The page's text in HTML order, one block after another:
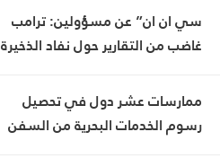
سي ان ان” عن مسؤولين: ترامب
غاضب من التقارير حول نفاد الذخيرة
المفاوضات
ممارسات عشر دول في تحصيل
رسوم الخدمات البحرية من السفن